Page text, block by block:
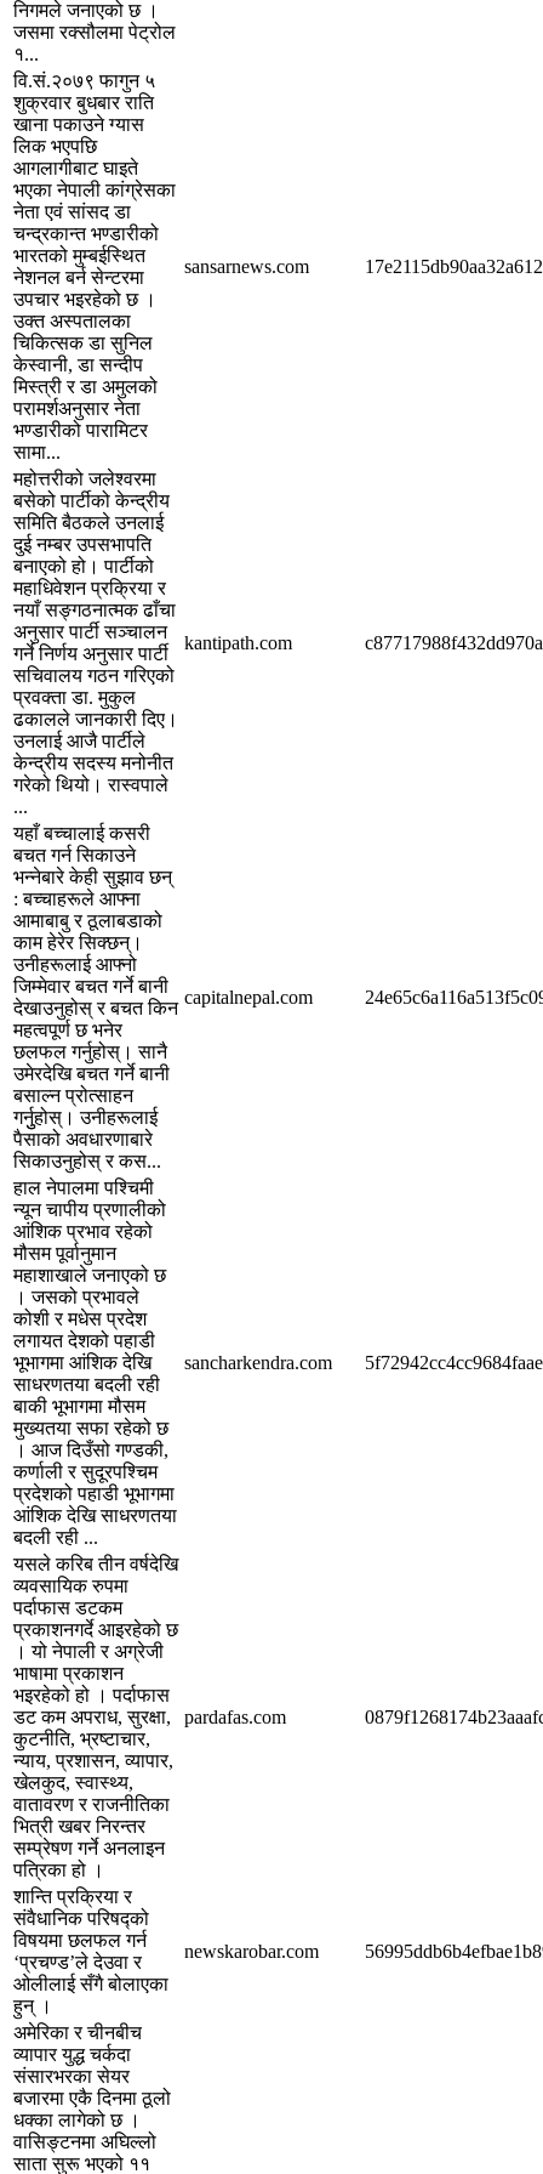
निगमले जनाएको छ ।
जसमा रक्सौलमा पेट्रोल
१...
वि.सं.२०७९ फागुन ५
शुक्रवार बुधबार राति
खाना पकाउने ग्यास
लिक भएपछि
आगलागीबाट घाइते
भएका नेपाली कांग्रेसका
नेता एवं सांसद डा
चन्द्रकान्त भण्डारीको
भारतको मुम्बईस्थित
नेशनल बर्न सेन्टरमा
उपचार भइरहेको छ ।
उक्त अस्पतालका
चिकित्सक डा सुनिल
केस्वानी, डा सन्दीप
मिस्त्री र डा अमुलको
परामर्शअनुसार नेता
भण्डारीको पारामिटर
सामा...
sansarnews.com
महोत्तरीको जलेश्वरमा
बसेको पार्टीको केन्द्रीय
समिति बैठकले उनलाई
दुई नम्बर उपसभापति
बनाएको हो। पार्टीको
महाधिवेशन प्रक्रिया र
नयाँ सङ्गठनात्मक ढाँचा
अनुसार पार्टी सञ्चालन
गर्ने निर्णय अनुसार पार्टी
सचिवालय गठन गरिएको
प्रवक्ता डा. मुकुल
ढकालले जानकारी दिए।
उनलाई आजै पार्टीले
केन्द्रीय सदस्य मनोनीत
गरेको थियो। रास्वपाले
...
kantipath.com
यहाँ बच्चालाई कसरी
बचत गर्न सिकाउने
भन्नेबारे केही सुझाव छन्
: बच्चाहरूले आफ्ना
आमाबाबु र ठूलाबडाको
काम हेरेर सिक्छन्।
उनीहरूलाई आफ्नो
जिम्मेवार बचत गर्ने बानी
देखाउनुहोस् र बचत किन
महत्वपूर्ण छ भनेर
छलफल गर्नुहोस्। सानै
उमेरदेखि बचत गर्ने बानी
बसाल्न प्रोत्साहन
गर्नुुहोस्। उनीहरूलाई
पैसाको अवधारणाबारे
सिकाउनुहोस् र कस...
capitalnepal.com
हाल नेपालमा पश्चिमी
न्यून चापीय प्रणालीको
आंशिक प्रभाव रहेको
मौसम पूर्वानुमान
महाशाखाले जनाएको छ
। जसको प्रभावले
कोशी र मधेस प्रदेश
लगायत देशको पहाडी
भूभागमा आंशिक देखि
साधरणतया बदली रही
बाकी भूभागमा मौसम
मुख्यतया सफा रहेको छ
। आज दिउँसो गण्डकी,
कर्णाली र सुदूरपश्चिम
प्रदेशको पहाडी भूभागमा
आंशिक देखि साधरणतया
बदली रही ...
sancharkendra.com
यसले करिब तीन वर्षदेखि
व्यवसायिक रुपमा
पर्दाफास डटकम
प्रकाशनगर्दे आइरहेको छ
। यो नेपाली र अग्रेजी
भाषामा प्रकाशन
भइरहेको हो । पर्दाफास
डट कम अपराध, सुरक्षा,
कुटनीति, भ्रष्टाचार,
न्याय, प्रशासन, व्यापार,
खेलकुद, स्वास्थ्य,
वातावरण र राजनीतिका
भित्री खबर निरन्तर
सम्प्रेषण गर्ने अनलाइन
पत्रिका हो ।
pardafas.com
शान्ति प्रक्रिया र
संवैधानिक परिषद्को
विषयमा छलफल गर्न
‘प्रचण्ड’ले देउवा र
ओलीलाई सँगै बोलाएका
हुन् ।
newskarobar.com
अमेरिका र चीनबीच
व्यापार युद्ध चर्कदा
संसारभरका सेयर
बजारमा एकै दिनमा ठूलो
धक्का लागेको छ ।
वासिङ्टनमा अघिल्लो
साता सुरू भएको ११